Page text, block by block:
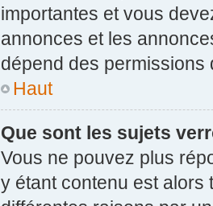
importantes et vous
annonces et les
dépend des permissions
Haut
Que sont les sujets
Vous ne pouvez plus
y étant contenu est alors